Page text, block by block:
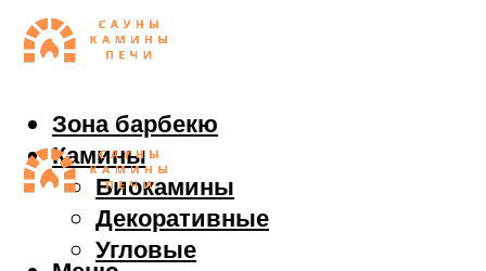
Зона барбекю
Камины
Биокамины
Декоративные
Угловые